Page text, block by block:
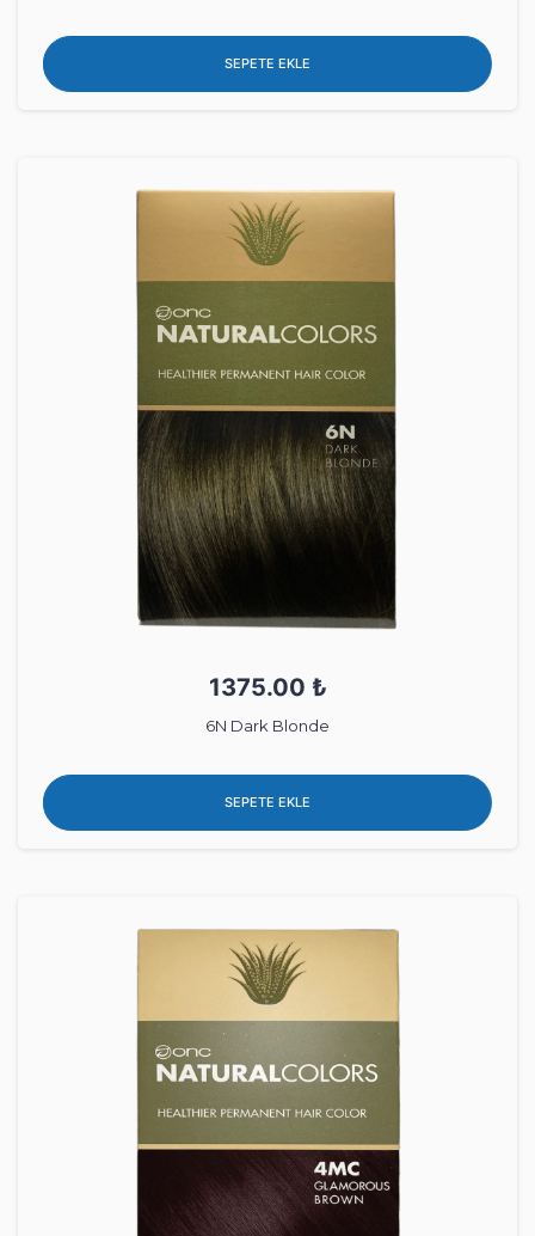
SEPETE EKLE
1375.00 ₺
6N Dark Blonde
SEPETE EKLE